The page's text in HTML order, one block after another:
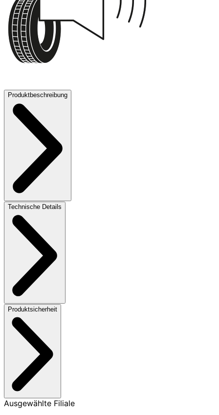
Produktbeschreibung
Technische Details
Produktsicherheit
Ausgewählte Filiale